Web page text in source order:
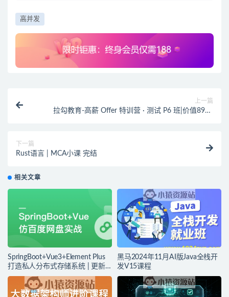
高并发
上一篇
拉勾教育-高薪 Offer 特训营 · 测试 P6 班|价值8990
下一篇
Rust语言 | MCA小课 完结
相关文章
SpringBoot+Vue3+Element Plus
打造私人分布式存储系统 | 更新
完结
黑马2024年11月AI版Java全栈开
发V15课程